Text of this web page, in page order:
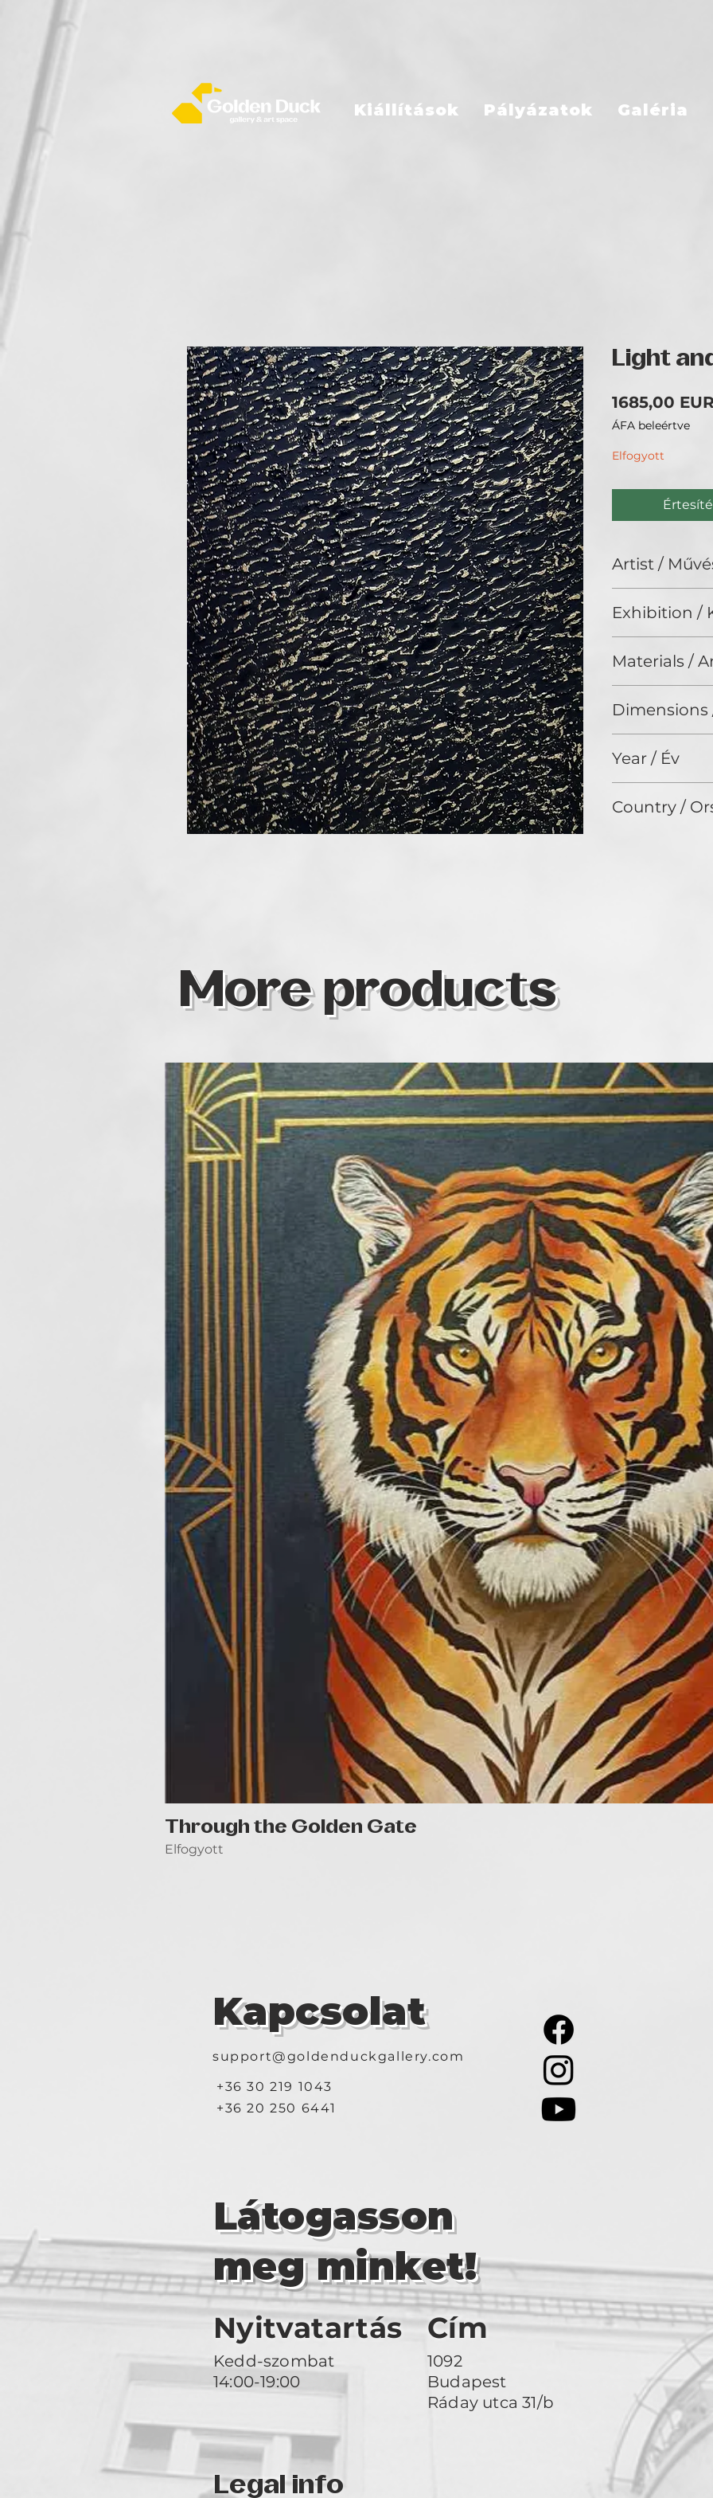
Kiállítások Pályázatok Galéria
Light
1685,00
ÁFA beleértve
Elfogyott
Artist /
Exhibition /
Materials /
Dimensions
Year / Év
Country /
More products
Through the Golden Gate
Elfogyott
Kapcsolat
support@goldenduckgallery.com
+36 30 219 1043
+36 20 250 6441
Látogasson
meg minket!
Nyitvatartás Cím
Kedd-szombat
14:00-19:00
1092
Budapest
Ráday utca 31/b
Legal info